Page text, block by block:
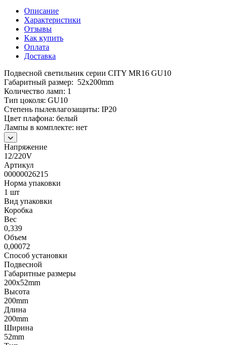
Описание
Характеристики
Отзывы
Как купить
Оплата
Доставка
Подвесной светильник серии CITY MR16 GU10
Габаритный размер: 52x200mm
Количество ламп: 1
Тип цоколя: GU10
Степень пылевлагозащиты: IP20
Цвет плафона: белый
Лампы в комплекте: нет
Напряжение
12/220V
Артикул
00000026215
Норма упаковки
1 шт
Вид упаковки
Коробка
Вес
0,339
Объем
0,00072
Способ установки
Подвесной
Габаритные размеры
200х52mm
Высота
200mm
Длина
200mm
Ширина
52mm